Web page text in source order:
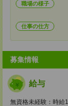
職場の様子
仕事の仕方
募集情報
給与
無資格未経験：時